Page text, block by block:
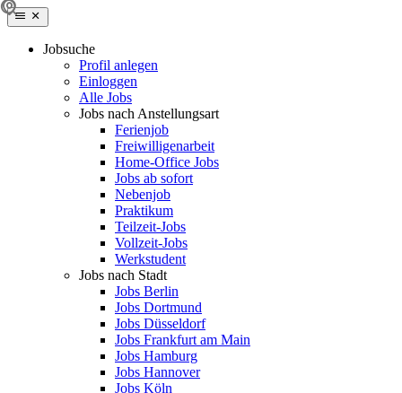
Jobsuche
Profil anlegen
Einloggen
Alle Jobs
Jobs nach Anstellungsart
Ferienjob
Freiwilligenarbeit
Home-Office Jobs
Jobs ab sofort
Nebenjob
Praktikum
Teilzeit-Jobs
Vollzeit-Jobs
Werkstudent
Jobs nach Stadt
Jobs Berlin
Jobs Dortmund
Jobs Düsseldorf
Jobs Frankfurt am Main
Jobs Hamburg
Jobs Hannover
Jobs Köln